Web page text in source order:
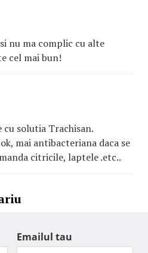
nu ma complic cu alte
cel mai bun!
cu solutia Trachisan.
mai antibacteriana daca se
citricile, laptele .etc..
Emailul tau